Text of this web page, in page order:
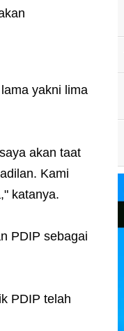
yakni lima
akan taat
Kami
katanya.
PDIP sebagai
PDIP telah